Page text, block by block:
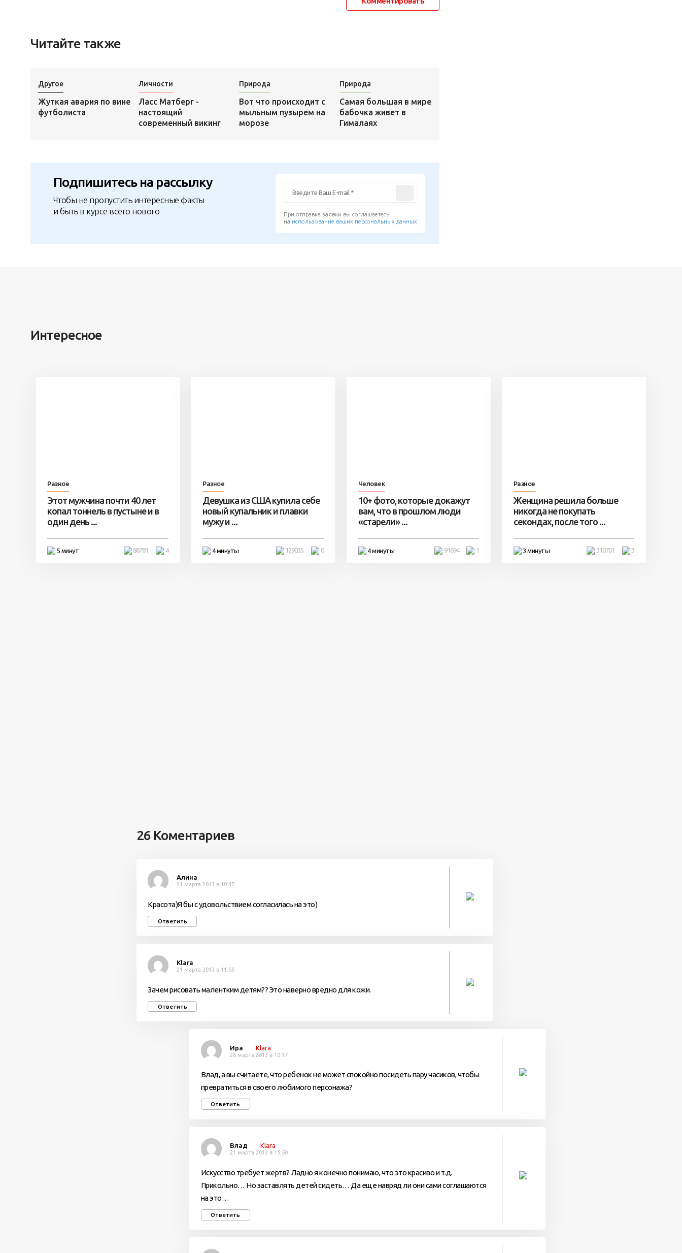
Читайте также
Другое
Жуткая авария по вине
футболиста
Личности
Ласс Матберг -
настоящий
современный викинг
Природа
Вот что происходит с
мыльным пузырем на
морозе
Природа
Самая большая в мире
бабочка живет в
Гималаях
Подпишитесь на рассылку
Чтобы не пропустить интересные факты
и быть в курсе всего нового
При отправке заявки вы соглашаетесь
на использование ваших персональных данных
Интересное
Разное
Этот мужчина почти 40 лет
копал тоннель в пустыне и в
один день ...
5 минут 4
88781
Разное
Девушка из США купила себе
новый купальник и плавки
мужу и ...
4 минуты 0
129035
Человек
10+ фото, которые докажут
вам, что в прошлом люди
«старели» ...
4 минуты 1
91694
Разное
Женщина решила больше
никогда не покупать
секондах, после того ...
3 минуты 3
310701
26 Коментариев
Алина
21 марта 2013 в 10:47
Красота)Я бы с удовольствием согласилась на это)
Ответить
Klara
21 марта 2013 в 11:55
Зачем рисовать малентким детям?? Это наверно вредно для кожи.
Ответить
Ира Klara
26 марта 2013 в 10:17
Влад, а вы считаете, что ребенок не может спокойно посидеть пару часиков, чтобы
превратиться в своего любимого персонажа?
Ответить
Влад Klara
21 марта 2013 в 15:50
Искусcтво требует жертв? Ладно я конечно понимаю, что это красиво и т.д.
Прикольно… Но заставлять детей сидеть… Да еще навряд ли они сами соглашаются
на это…
Ответить